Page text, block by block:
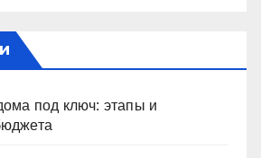
под ключ: этапы и